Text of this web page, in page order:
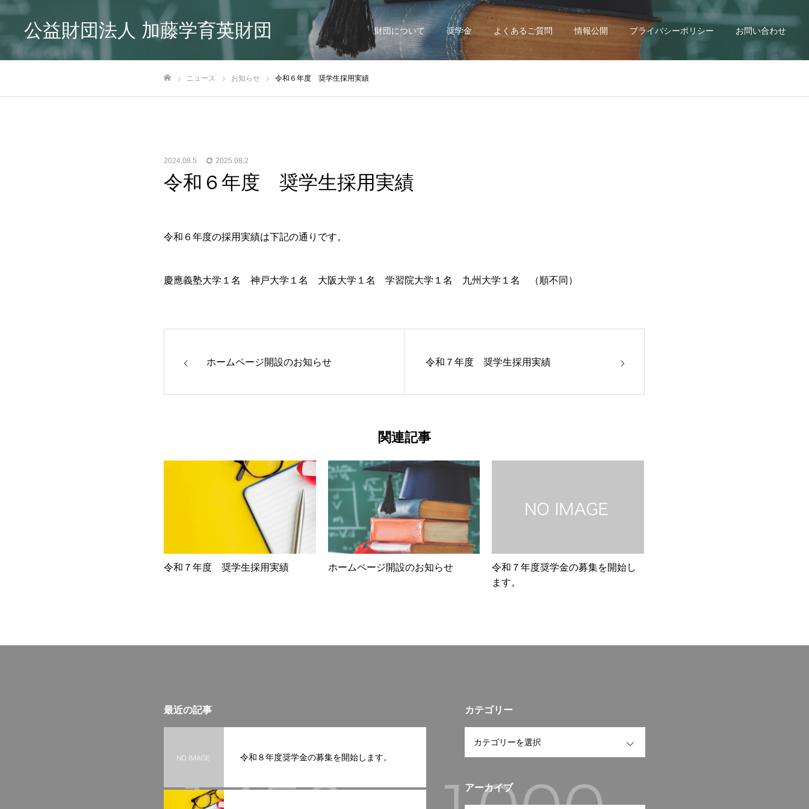
公益財団法人 加藤学育英財団 財団について 奨学金 よくあるご質問 情報公開 プライバシーポリシー お問い合わせ
ニュース お知らせ 令和６年度 奨学生採用実績
2024.08.5 2025.08.2
令和６年度 奨学生採用実績
令和６年度の採用実績は下記の通りです。
慶應義塾大学１名 神戸大学１名 大阪大学１名 学習院大学１名 九州大学１名 （順不同）
ホームページ開設のお知らせ 令和７年度 奨学生採用実績
関連記事
令和７年度 奨学生採用実績 ホームページ開設のお知らせ
令和７年度奨学金の募集を開始し
ます。
最近の記事
令和８年度奨学金の募集を開始します。
カテゴリー
アーカイブ